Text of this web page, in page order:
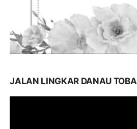
JALAN LINGKAR DANAU TOBA